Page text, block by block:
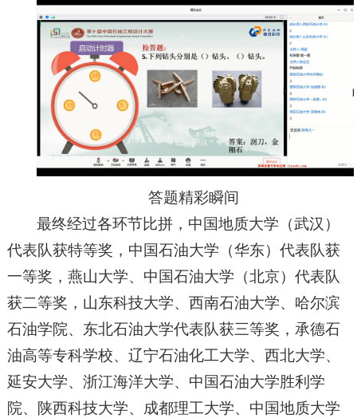
答题精彩瞬间
最终经过各环节比拼，中国地质大学（武汉）
代表队获特等奖，中国石油大学（华东）代表队获
一等奖，燕山大学、中国石油大学（北京）代表队
获二等奖，山东科技大学、西南石油大学、哈尔滨
石油学院、东北石油大学代表队获三等奖，承德石
油高等专科学校、辽宁石油化工大学、西北大学、
延安大学、浙江海洋大学、中国石油大学胜利学
院、陕西科技大学、成都理工大学、中国地质大学